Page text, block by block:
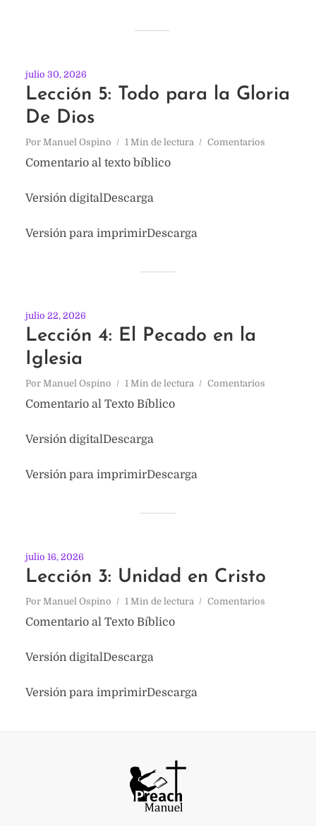
julio 30, 2026
Lección 5: Todo para la Gloria
De Dios
Por Manuel Ospino 1 Min de lectura Comentarios
Comentario al texto bíblico
Versión digitalDescarga
Versión para imprimirDescarga
julio 22, 2026
Lección 4: El Pecado en la
Iglesia
Por Manuel Ospino 1 Min de lectura Comentarios
Comentario al Texto Bíblico
Versión digitalDescarga
Versión para imprimirDescarga
julio 16, 2026
Lección 3: Unidad en Cristo
Por Manuel Ospino 1 Min de lectura Comentarios
Comentario al Texto Bíblico
Versión digitalDescarga
Versión para imprimirDescarga